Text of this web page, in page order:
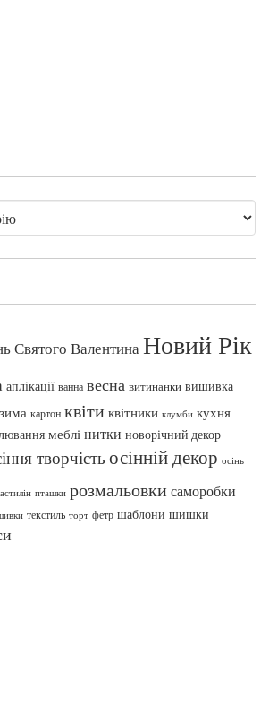
Святого ВалентинаНовий Рік
аплікації ванна весна витинанки вишивка
зима картон квіти квітники клумби кухня
меблі нитки новорічний декор
творчість осінній декор осінь
пташки розмальовки саморобки
текстиль торт фетр шаблони шишки